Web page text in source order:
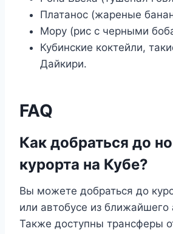
Платанос (жареные
Мору (рис с черными
Кубинские коктейли,
Дайкири.
FAQ
Как добраться до
курорта на Кубе?
Вы можете добраться до
или автобусе из ближайшего
Также доступны трансферы